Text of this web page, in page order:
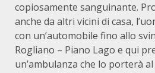
copiosamente sanguinante.
anche da altri vicini di casa,
con un’automobile fino allo
Rogliano – Piano Lago e qui
un’ambulanza che lo porterà